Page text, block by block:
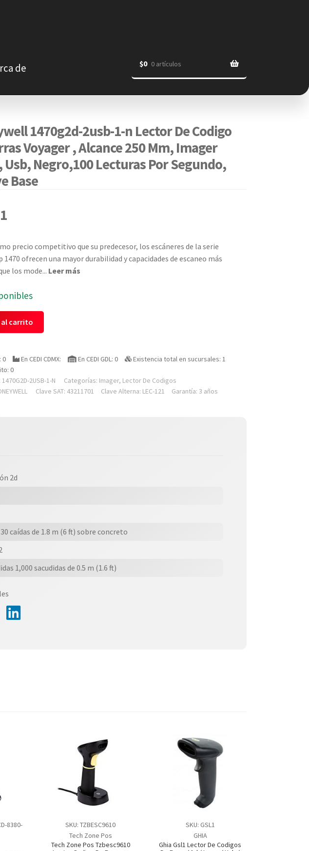
de $0 0 artículos
1470g2d-2usb-1-n Lector De Codigo
Voyager , Alcance 250 Mm, Imager
Usb, Negro,100 Lecturas Por Segundo,
Base
precio competitivo que su predecesor, los escáneres de la serie
1470 ofrecen una mayor durabilidad y capacidades de escaneo más
los mode... Leer más
al carrito
0 En CEDI CDMX: En CEDI GDL: 0
Existencia total en sucursales: 1
0
1470G2D-2USB-1-N Categorías: Imager, Lector De Codigos
Clave SAT: 43211701 Clave Alterna: LEC-121 Garantía: 3 años
2d
caídas de 1.8 m (6 ft) sobre concreto
1,000 sacudidas de 0.5 m (1.6 ft)
8380-
SKU: TZBESC9610
Tech Zone Pos
Tech Zone Pos Tzbesc9610
SKU: GSL1
GHIA
Ghia Gsl1 Lector De Codigos